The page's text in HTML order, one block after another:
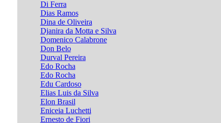
Di Ferra
Dias Ramos
Dina de Oliveira
Djanira da Motta e Silva
Domenico Calabrone
Don Belo
Durval Pereira
Edo Rocha
Edo Rocha
Edu Cardoso
Elias Luis da Silva
Elon Brasil
Eniceia Luchetti
Ernesto de Fiori